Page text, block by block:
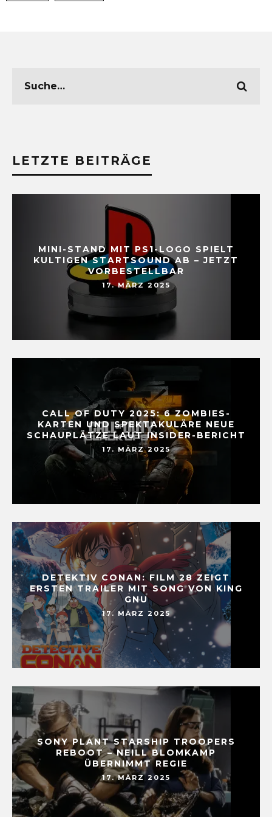
LETZTE BEITRÄGE
MINI-STAND MIT PS1-LOGO SPIELT
KULTIGEN STARTSOUND AB – JETZT
VORBESTELLBAR
17. MÄRZ 2025
CALL OF DUTY 2025: 6 ZOMBIES-
KARTEN UND SPEKTAKULÄRE NEUE
SCHAUPLÄTZE LAUT INSIDER-BERICHT
17. MÄRZ 2025
DETEKTIV CONAN: FILM 28 ZEIGT
ERSTEN TRAILER MIT SONG VON KING
GNU
17. MÄRZ 2025
SONY PLANT STARSHIP TROOPERS
REBOOT – NEILL BLOMKAMP
ÜBERNIMMT REGIE
17. MÄRZ 2025